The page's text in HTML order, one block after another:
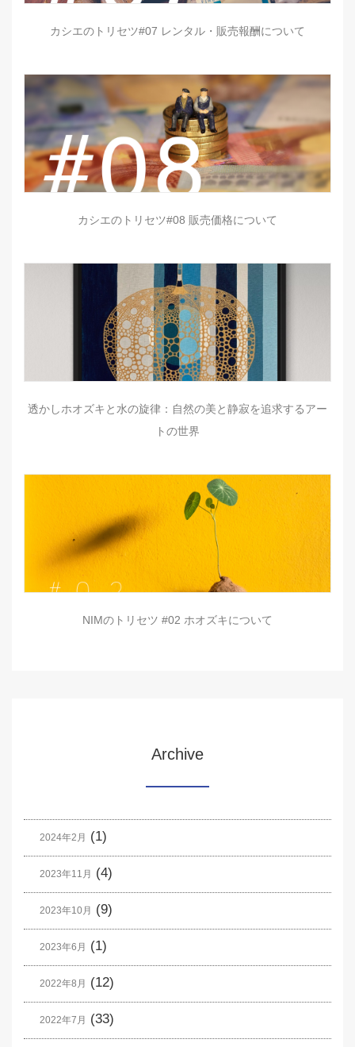
カシエのトリセツ#07 レンタル・販売報酬について
カシエのトリセツ#08 販売価格について
透かしホオズキと水の旋律：自然の美と静寂を追求するアー
トの世界
NIMのトリセツ #02 ホオズキについて
Archive
2024年2月 (1)
2023年11月 (4)
2023年10月 (9)
2023年6月 (1)
2022年8月 (12)
2022年7月 (33)